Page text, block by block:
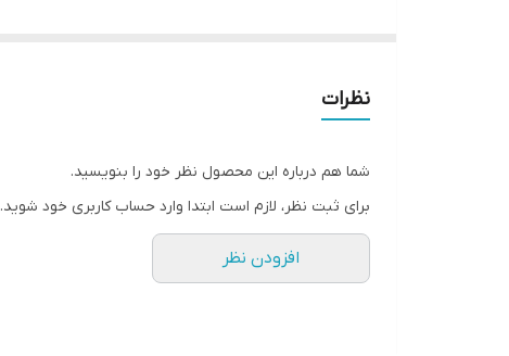
نظرات
شما هم درباره این محصول نظر خود را بنویسید.
برای ثبت نظر، لازم است ابتدا وارد حساب کاربری خود شوید.
افزودن نظر